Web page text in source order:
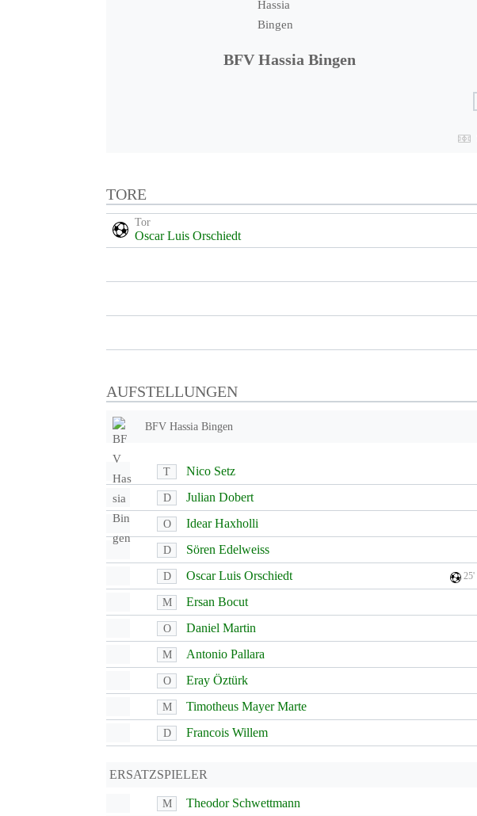
BFV Hassia Bingen
TORE
Tor
Oscar Luis Orschiedt
AUFSTELLUNGEN
BFV Hassia Bingen
T Nico Setz
D Julian Dobert
O Idear Haxholli
D Sören Edelweiss
D Oscar Luis Orschiedt 25'
M Ersan Bocut
O Daniel Martin
M Antonio Pallara
O Eray Öztürk
M Timotheus Mayer Marte
D Francois Willem
ERSATZSPIELER
M Theodor Schwettmann